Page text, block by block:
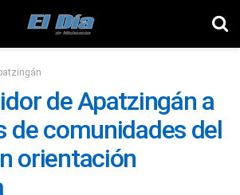
de Apatzingán a
de comunidades del
orientación